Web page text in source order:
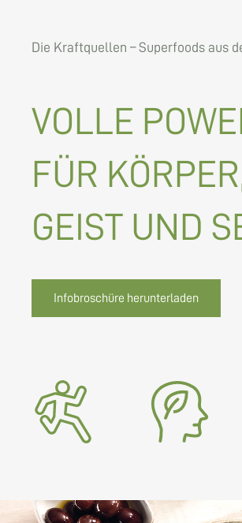
Die Kraftquellen – Superfoods aus
VOLLE
FÜR
GEIST UND
Infobroschüre herunterladen